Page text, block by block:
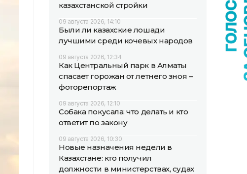
казахстанской стройки
09 августа 2026, 14:10
Были ли казахские лошади
лучшими среди кочевых народов
09 августа 2026, 12:34
Как Центральный парк в Алматы
спасает горожан от летнего зноя –
фоторепортаж
09 августа 2026, 12:10
Собака покусала: что делать и кто
ответит по закону
09 августа 2026, 10:30
Новые назначения недели в
Казахстане: кто получил
должности в министерствах, судах